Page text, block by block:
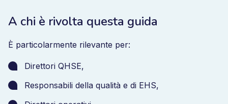
A chi è rivolta questa guida
È particolarmente rilevante per:
Direttori QHSE,
Responsabili della qualità e di EHS,